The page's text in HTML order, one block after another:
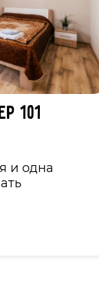
101
и одна